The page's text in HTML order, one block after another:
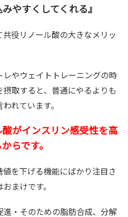
やすくしてくれる』
共役リノール酸の大きなメリッ
レやウェイトトレーニングの時
取すると、普通にやるよりも
れています。
がインスリン感受性を高
らです。
を下げる機能にばかり注目さ
まけです。
進・そのための脂肪合成、分解